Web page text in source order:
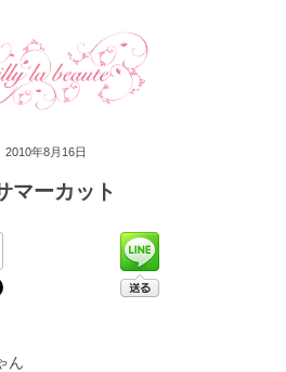
2010年8月16日
マーカット
ん